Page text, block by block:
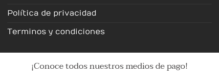
Política de privacidad
Terminos y condiciones
¡Conoce todos nuestros medios de pago!